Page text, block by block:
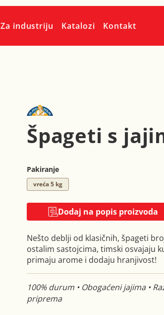
Za industriju Katalozi Kontakt
Špageti s
Pakiranje
vreća 5 kg
Dodaj na popis proizvoda
Nešto deblji od klasičnih, špageti
ostalim sastojcima, timski osvajaju
primaju arome i dodaju hranjivost!
100% durum • Obogaćeni jajima •
priprema